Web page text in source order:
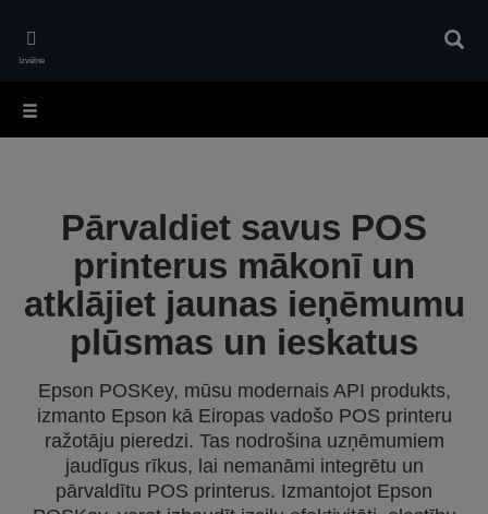
main
Izvēlne
Pārvaldiet savus POS
printerus mākonī un
atklājiet jaunas ieņēmumu
plūsmas un ieskatus
Epson POSKey, mūsu modernais API produkts,
izmanto Epson kā Eiropas vadošo POS printeru
ražotāju pieredzi. Tas nodrošina uzņēmumiem
jaudīgus rīkus, lai nemanāmi integrētu un
pārvaldītu POS printerus. Izmantojot Epson